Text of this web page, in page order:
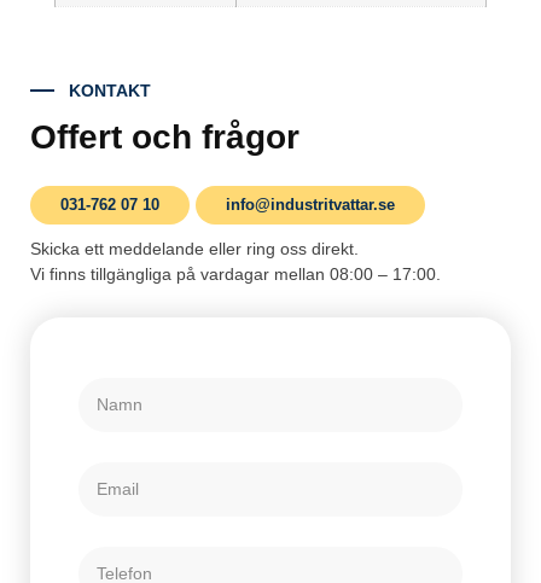
KONTAKT
Offert och frågor
031-762 07 10 info@industritvattar.se
Skicka ett meddelande eller ring oss direkt.
Vi finns tillgängliga på vardagar mellan 08:00 – 17:00.